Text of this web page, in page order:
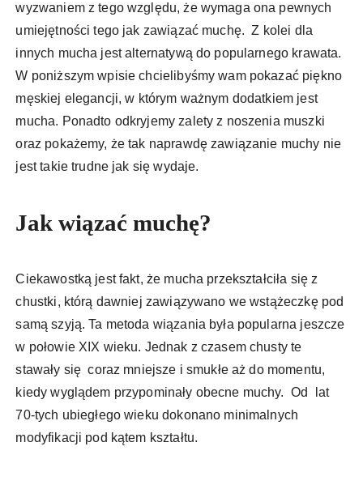
wyzwaniem z tego względu, że wymaga ona pewnych
umiejętności tego jak zawiązać muchę. Z kolei dla
innych mucha jest alternatywą do popularnego krawata.
W poniższym wpisie chcielibyśmy wam pokazać piękno
męskiej elegancji, w którym ważnym dodatkiem jest
mucha. Ponadto odkryjemy zalety z noszenia muszki
oraz pokażemy, że tak naprawdę zawiązanie muchy nie
jest takie trudne jak się wydaje.
Jak wiązać muchę?
Ciekawostką jest fakt, że mucha przekształciła się z
chustki, którą dawniej zawiązywano we wstążeczkę pod
samą szyją. Ta metoda wiązania była popularna jeszcze
w połowie XIX wieku. Jednak z czasem chusty te
stawały się coraz mniejsze i smukłe aż do momentu,
kiedy wyglądem przypominały obecne muchy. Od lat
70-tych ubiegłego wieku dokonano minimalnych
modyfikacji pod kątem kształtu.